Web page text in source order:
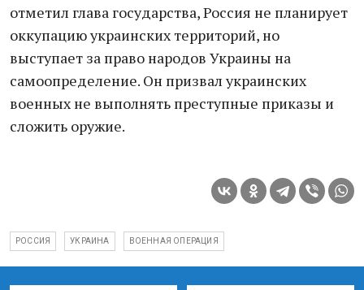
отметил глава государства, Россия не планирует
оккупацию украинских территорий, но
выступает за право народов Украины на
самоопределение. Он призвал украинских
военных не выполнять преступные приказы и
сложить оружие.
РОССИЯ УКРАИНА ВОЕННАЯ ОПЕРАЦИЯ